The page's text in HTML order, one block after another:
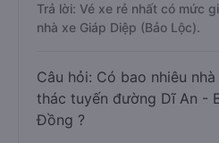
Trả lời: Vé xe rẻ nhất có mức
nhà xe Giáp Diệp (Bảo Lộc).
Câu hỏi: Có bao nhiêu
thác tuyến đường Dĩ An -
Đồng ?